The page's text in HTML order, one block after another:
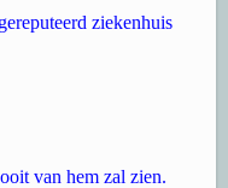
ziekenhuis
van hem zal zien.